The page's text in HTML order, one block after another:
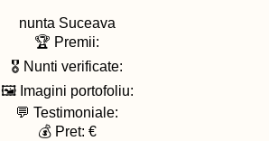
nunta Suceava
🏆 Premii:
🎖️ Nunti verificate:
🖼️ Imagini portofoliu:
💬 Testimoniale:
💰 Pret: €